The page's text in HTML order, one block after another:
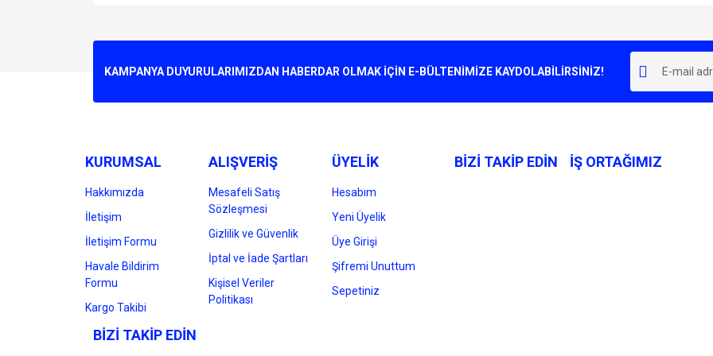
Ürün resmi kalitesiz, bozuk veya görüntülenemiyor.
Bu ürüne benzer farklı alternatifler olmalı.
KAMPANYA DUYURULARIMIZDAN HABERDAR OLMAK İÇİN E-BÜLTENİMİZE KAYDOLABİLİRSİNİZ!
KURUMSAL
Hakkımızda
İletişim
İletişim Formu
Havale Bildirim
Formu
Kargo Takibi
ALIŞVERİŞ
Mesafeli Satış
Sözleşmesi
Gizlilik ve Güvenlik
İptal ve İade Şartları
Kişisel Veriler
Politikası
ÜYELİK
Hesabım
Yeni Üyelik
Üye Girişi
Şifremi Unuttum
Sepetiniz
BİZİ TAKİP EDİN İŞ ORTAĞIMIZ
BİZİ TAKİP EDİN